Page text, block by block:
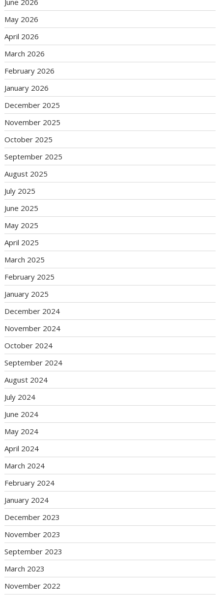
June 2026
May 2026
April 2026
March 2026
February 2026
January 2026
December 2025
November 2025
October 2025
September 2025
August 2025
July 2025
June 2025
May 2025
April 2025
March 2025
February 2025
January 2025
December 2024
November 2024
October 2024
September 2024
August 2024
July 2024
June 2024
May 2024
April 2024
March 2024
February 2024
January 2024
December 2023
November 2023
September 2023
March 2023
November 2022